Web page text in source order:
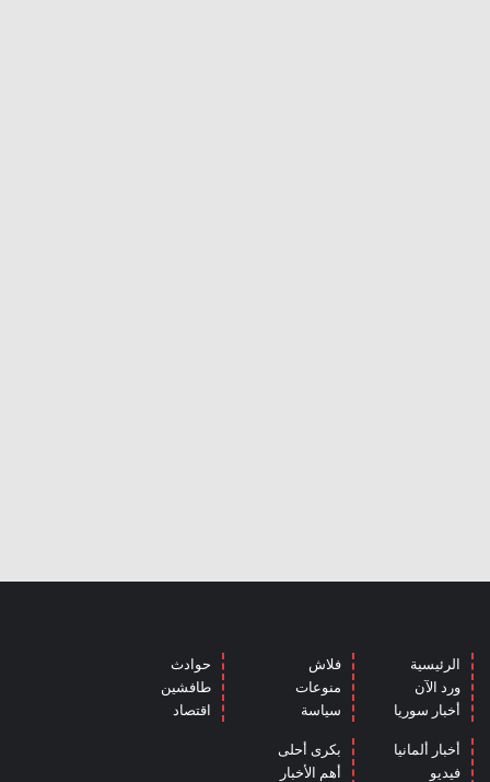
الرئيسية
ورد الآن
أخبار سوريا
فلاش
منوعات
سياسة
حوادث
طافشين
اقتصاد
أخبار ألمانيا
فيديو
بكرى أحلى
أهم الأخبار